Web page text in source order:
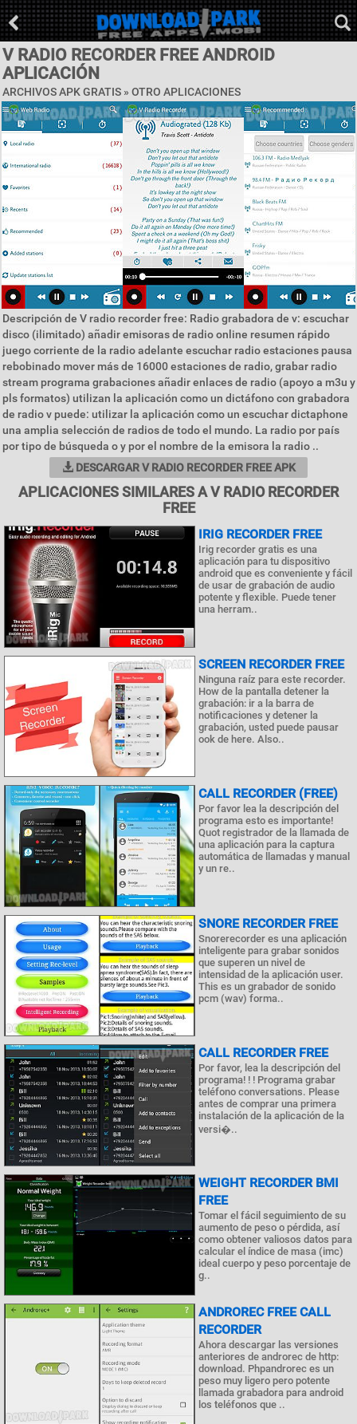
V RADIO RECORDER FREE ANDROID
APLICACIÓN
ARCHIVOS APK GRATIS » OTRO APLICACIONES
Descripción de V radio recorder free: Radio grabadora de v: escuchar
disco (ilimitado) añadir emisoras de radio online resumen rápido
juego corriente de la radio adelante escuchar radio estaciones pausa
rebobinado mover más de 16000 estaciones de radio, grabar radio
stream programa grabaciones añadir enlaces de radio (apoyo a m3u y
pls formatos) utilizan la aplicación como un dictáfono con grabadora
de radio v puede: utilizar la aplicación como un escuchar dictaphone
una amplia selección de radios de todo el mundo. La radio por país
por tipo de búsqueda o y por el nombre de la emisora la radio ..
DESCARGAR V RADIO RECORDER FREE APK
APLICACIONES SIMILARES A V RADIO RECORDER
FREE
IRIG RECORDER FREE
Irig recorder gratis es una
aplicación para tu dispositivo
android que es conveniente y fácil
de usar de grabación de audio
potente y flexible. Puede tener
una herram..
SCREEN RECORDER FREE
Ninguna raíz para este recorder.
How de la pantalla detener la
grabación: ir a la barra de
notificaciones y detener la
grabación, usted puede pausar
ook de here. Also..
CALL RECORDER (FREE)
Por favor lea la descripción del
programa esto es importante!
Quot registrador de la llamada de
una aplicación para la captura
automática de llamadas y manual
y un re..
SNORE RECORDER FREE
Snorerecorder es una aplicación
inteligente para grabar sonidos
que superen un nivel de
intensidad de la aplicación user.
This es un grabador de sonido
pcm (wav) forma..
CALL RECORDER FREE
Por favor, lea la descripción del
programa! ! ! Programa grabar
teléfono conversations. Please
antes de comprar una primera
instalación de la aplicación de la
versi�..
WEIGHT RECORDER BMI
FREE
Tomar el fácil seguimiento de su
aumento de peso o pérdida, así
como obtener valiosos datos para
calcular el índice de masa (imc)
ideal cuerpo y peso porcentaje de
g..
ANDROREC FREE CALL
RECORDER
Ahora descargar las versiones
anteriores de androrec de http:
download. Phpandrorec es un
peso muy ligero pero potente
llamada grabadora para android
los teléfonos que ..